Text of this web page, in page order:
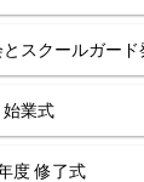
スクールガード
業式
度 修了式